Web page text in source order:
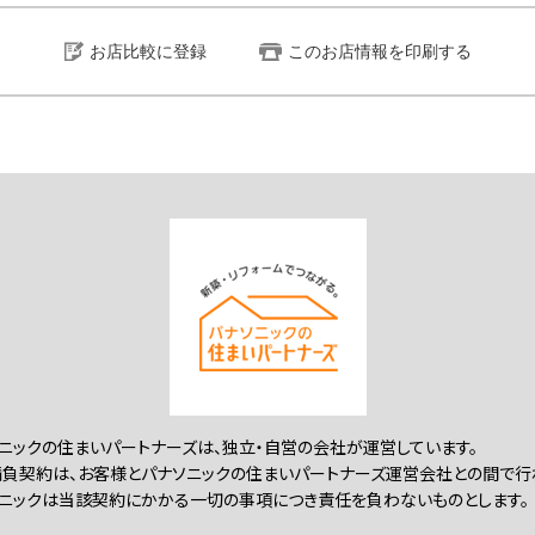
お店比較に登録 このお店情報を印刷する
クの住まいパートナーズは、独立・自営の会社が運営しています。
契約は、お客様とパナソニックの住まいパートナーズ運営会社との間で行
ックは当該契約にかかる一切の事項につき責任を負わないものとします。